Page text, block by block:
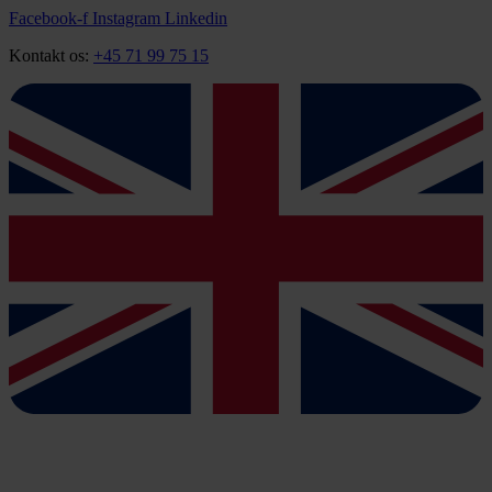
Videre
indhold
Facebook-f Instagram Linkedin
Kontakt os: +45 71 99 75 15